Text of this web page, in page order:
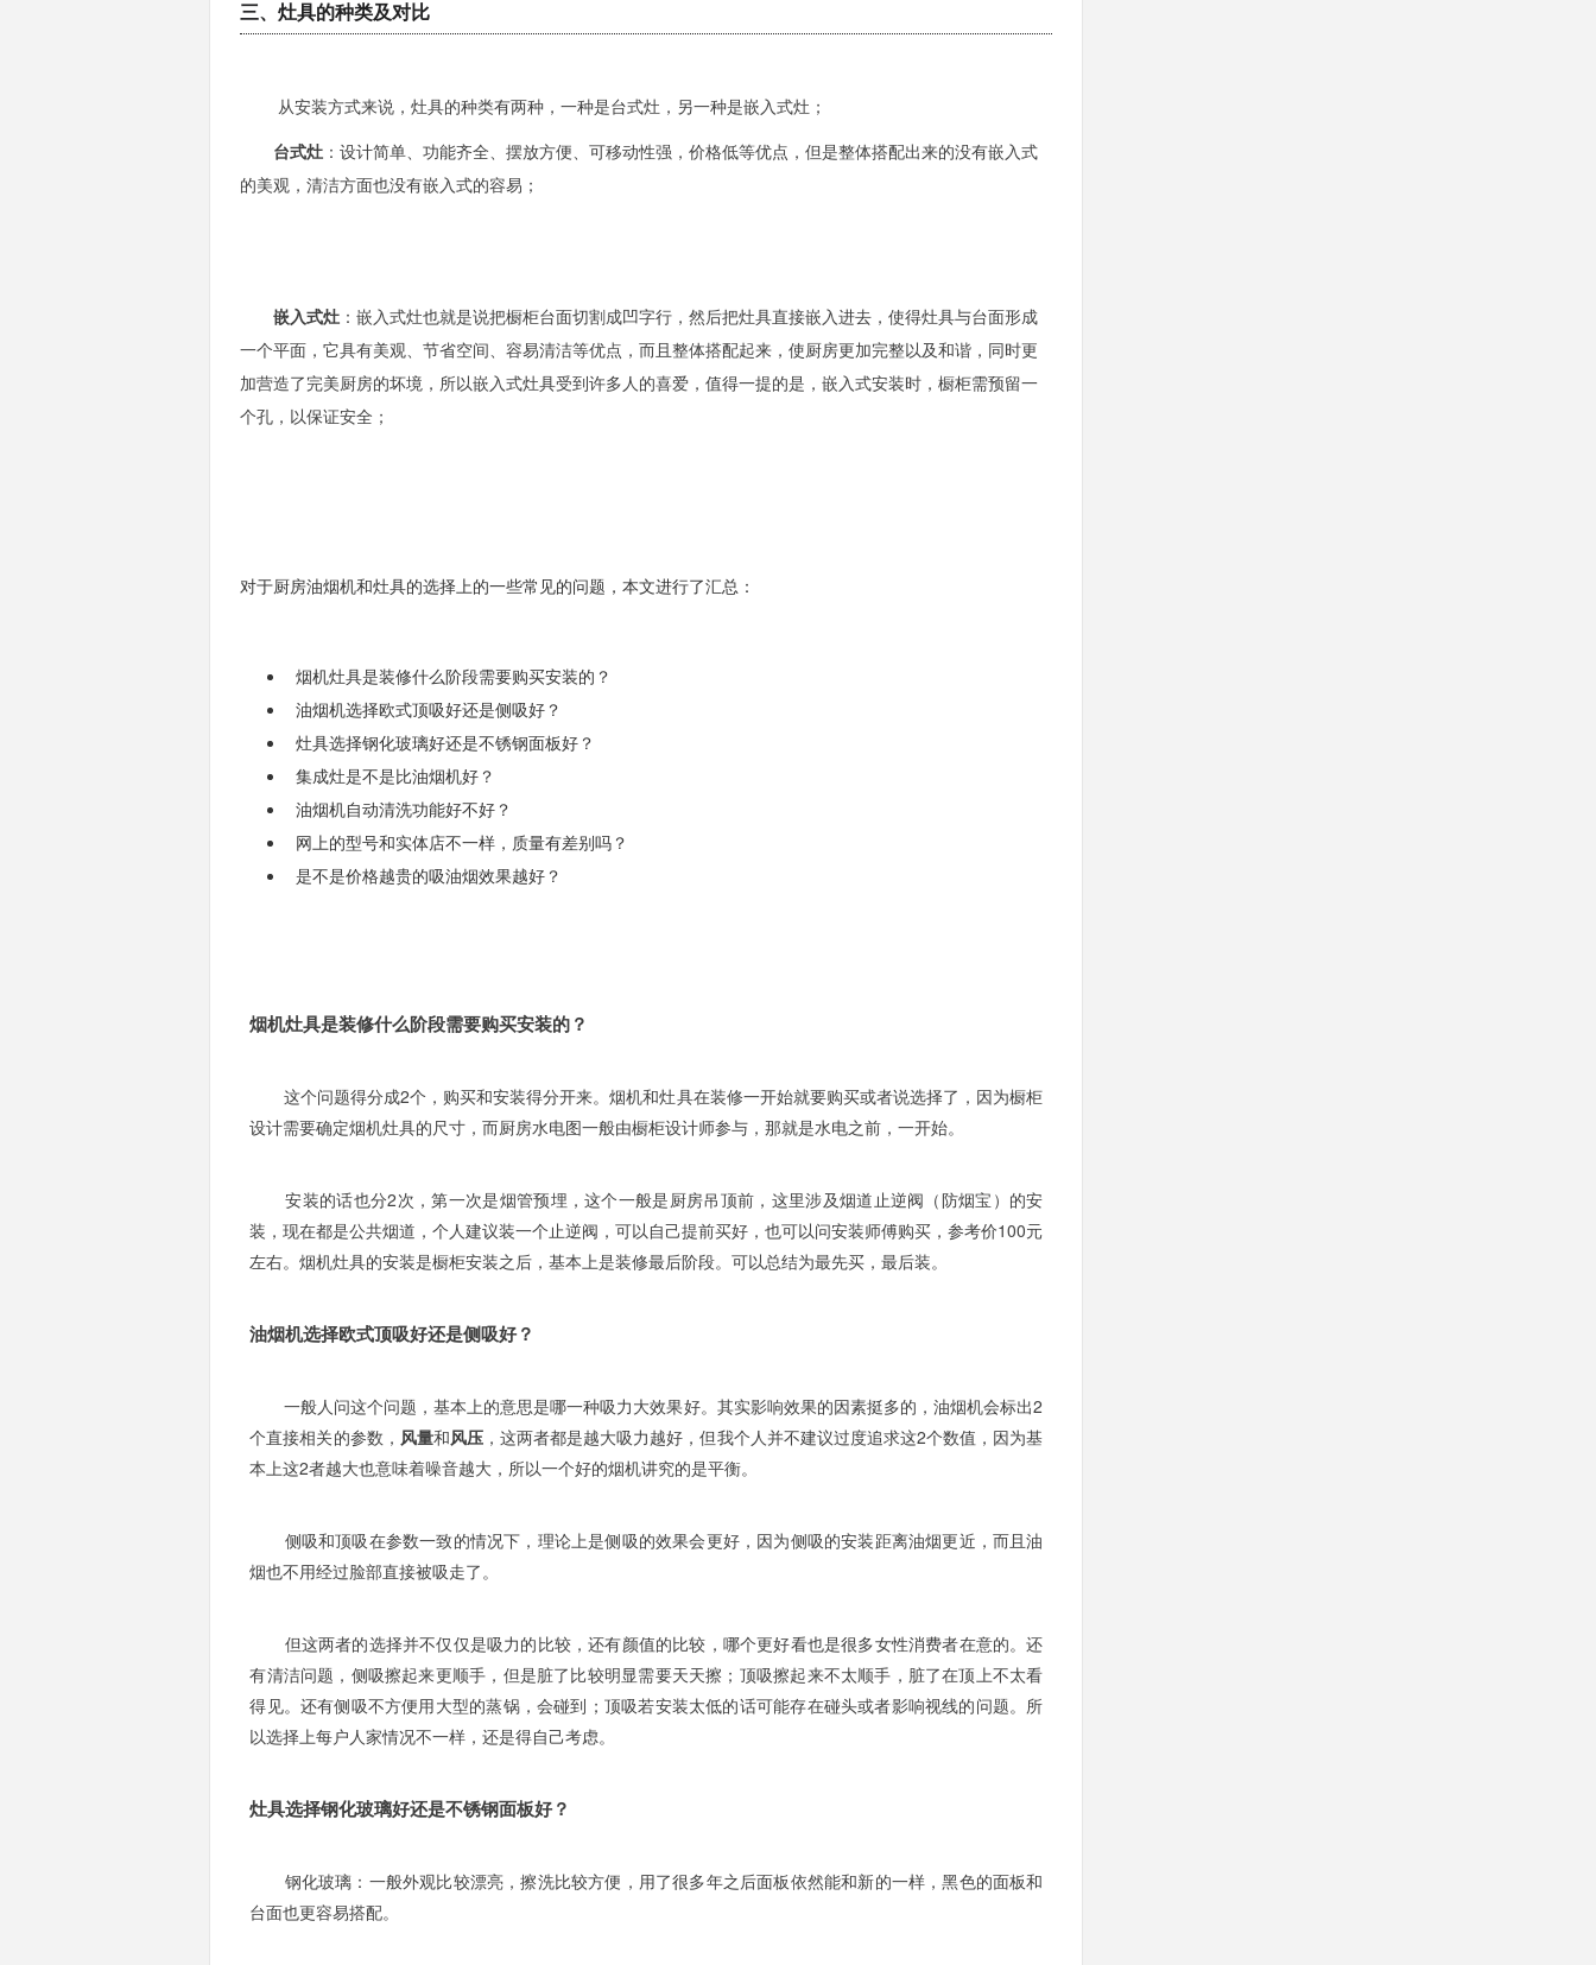
三、灶具的种类及对比
从安装方式来说，灶具的种类有两种，一种是台式灶，另一种是嵌入式灶；
台式灶 ：设计简单、功能齐全、摆放方便、可移动性强，价格低等优点，但是整体搭配出来的没有嵌入式
的美观，清洁方面也没有嵌入式的容易；
嵌入式灶 ：嵌入式灶也就是说把橱柜台面切割成凹字行，然后把灶具直接嵌入进去，使得灶具与台面形成
一个平面，它具有美观、节省空间、容易清洁等优点，而且整体搭配起来，使厨房更加完整以及和谐，同时更
加营造了完美厨房的坏境，所以嵌入式灶具受到许多人的喜爱，值得一提的是，嵌入式安装时，橱柜需预留一
个孔，以保证安全；
对于厨房油烟机和灶具的选择上的一些常见的问题，本文进行了汇总：
烟机灶具是装修什么阶段需要购买安装的？
油烟机选择欧式顶吸好还是侧吸好？
灶具选择钢化玻璃好还是不锈钢面板好？
集成灶是不是比油烟机好？
油烟机自动清洗功能好不好？
网上的型号和实体店不一样，质量有差别吗？
是不是价格越贵的吸油烟效果越好？
烟机灶具是装修什么阶段需要购买安装的？
这个问题得分成2个，购买和安装得分开来。烟机和灶具在装修一开始就要购买或者说选择了，因为橱柜
设计需要确定烟机灶具的尺寸，而厨房水电图一般由橱柜设计师参与，那就是水电之前，一开始。
安装的话也分2次，第一次是烟管预埋，这个一般是厨房吊顶前，这里涉及烟道止逆阀（防烟宝）的安
装，现在都是公共烟道，个人建议装一个止逆阀，可以自己提前买好，也可以问安装师傅购买，参考价100元
左右。烟机灶具的安装是橱柜安装之后，基本上是装修最后阶段。可以总结为最先买，最后装。
油烟机选择欧式顶吸好还是侧吸好？
一般人问这个问题，基本上的意思是哪一种吸力大效果好。其实影响效果的因素挺多的，油烟机会标出2
个直接相关的参数， 风量和风压，这两者都是越大吸力越好，但我个人并不建议过度追求这2个数值，因为基
本上这2者越大也意味着噪音越大，所以一个好的烟机讲究的是平衡。
侧吸和顶吸在参数一致的情况下，理论上是侧吸的效果会更好，因为侧吸的安装距离油烟更近，而且油
烟也不用经过脸部直接被吸走了。
但这两者的选择并不仅仅是吸力的比较，还有颜值的比较，哪个更好看也是很多女性消费者在意的。还
有清洁问题，侧吸擦起来更顺手，但是脏了比较明显需要天天擦；顶吸擦起来不太顺手，脏了在顶上不太看
得见。还有侧吸不方便用大型的蒸锅，会碰到；顶吸若安装太低的话可能存在碰头或者影响视线的问题。所
以选择上每户人家情况不一样，还是得自己考虑。
灶具选择钢化玻璃好还是不锈钢面板好？
钢化玻璃：一般外观比较漂亮，擦洗比较方便，用了很多年之后面板依然能和新的一样，黑色的面板和
台面也更容易搭配。